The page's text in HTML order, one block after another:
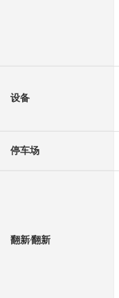
设备
停车场
翻新⁄翻新